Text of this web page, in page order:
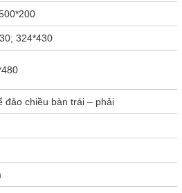
324*430
đảo chiều bàn trái – phải